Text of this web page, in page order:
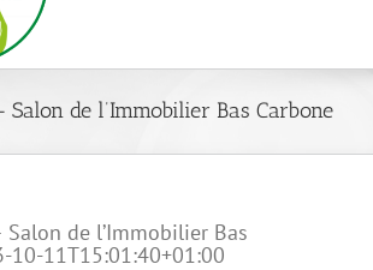
de l’Immobilier Bas Carbone
de l’Immobilier Bas
10-11T15:01:40+01:00